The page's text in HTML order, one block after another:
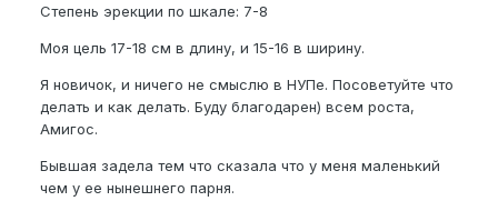
Степень эрекции по шкале: 7-8
Моя цель 17-18 см в длину, и 15-16 в ширину.
Я новичок, и ничего не смыслю в НУПе. Посоветуйте что
делать и как делать. Буду благодарен) всем роста,
Амигос.
Бывшая задела тем что сказала что у меня маленький
чем у ее нынешнего парня.